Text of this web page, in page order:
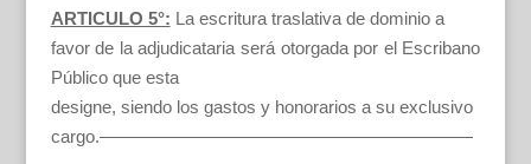
ARTICULO 5°: La escritura traslativa de dominio a
favor de la adjudicataria será otorgada por el Escribano
Público que esta
designe, siendo los gastos y honorarios a su exclusivo
cargo.—————————————————————